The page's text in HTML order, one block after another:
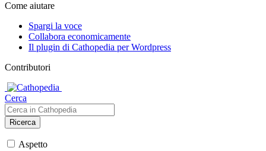
Come aiutare
Spargi la voce
Collabora economicamente
Il plugin di Cathopedia per Wordpress
Contributori
Cerca
Ricerca
Aspetto